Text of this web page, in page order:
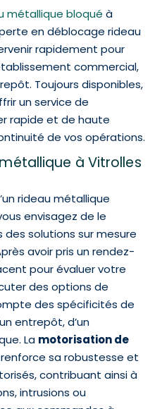
métallique bloqué à
en déblocage rideau
rapidement pour
commercial,
Toujours disponibles,
un service de
rapide et de haute
de vos opérations.
à Vitrolles
rideau métallique
envisagez de le
solutions sur mesure
avoir pris un rendez-
pour évaluer votre
des options de
des spécificités de
entrepôt, d’un
La motorisation de
renforce sa robustesse et
contribuant ainsi à
intrusions ou